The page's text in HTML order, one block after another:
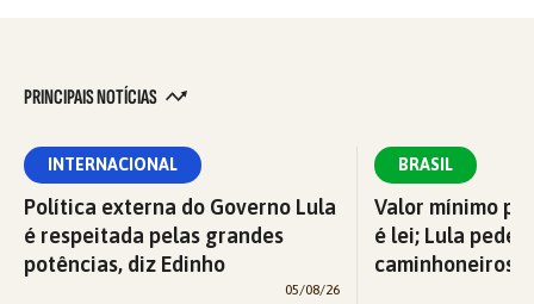
PRINCIPAIS NOTÍCIAS
INTERNACIONAL
Política externa do Governo Lula
é respeitada pelas grandes
potências, diz Edinho
05/08/26
BRASIL
Valor mínimo
é lei; Lula pede
caminhoneiros